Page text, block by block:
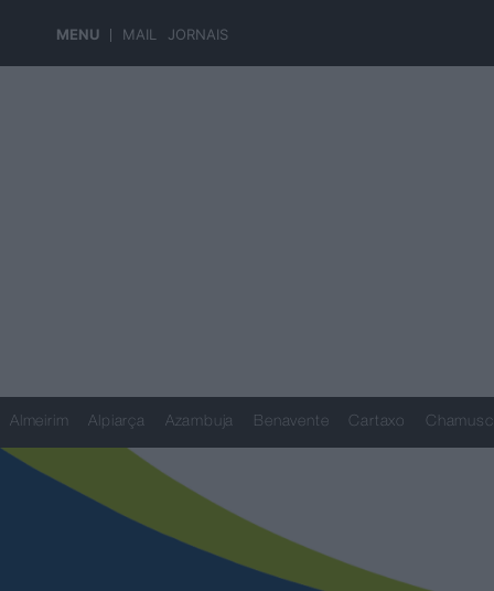
MENU MAIL JORNAIS
Almeirim Alpiarça Azambuja Benavente Cartaxo